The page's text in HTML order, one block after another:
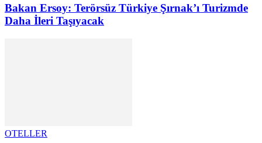
Bakan Ersoy: Terörsüz Türkiye Şırnak’ı Turizmde
Daha İleri Taşıyacak
OTELLER